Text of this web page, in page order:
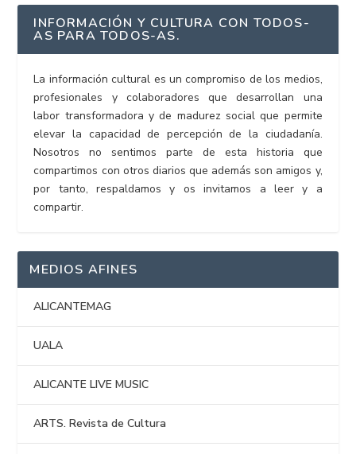
INFORMACIÓN Y CULTURA CON TODOS-
AS PARA TODOS-AS.
La información cultural es un compromiso de los medios,
profesionales y colaboradores que desarrollan una
labor transformadora y de madurez social que permite
elevar la capacidad de percepción de la ciudadanía.
Nosotros no sentimos parte de esta historia que
compartimos con otros diarios que además son amigos y,
por tanto, respaldamos y os invitamos a leer y a
compartir.
MEDIOS AFINES
ALICANTEMAG
UALA
ALICANTE LIVE MUSIC
ARTS. Revista de Cultura